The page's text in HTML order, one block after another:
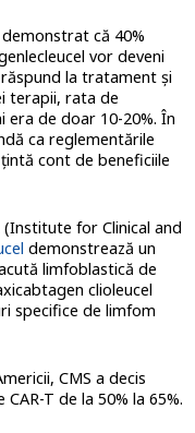
că 40%
vor deveni
la tratament și
terapii, rata de
era de doar 10-20%. În
ca reglementările
cont de beneficiile
(Institute for Clinical and
demonstrează un
limfoblastică de
clioleucel
specifice de limfom
CMS a decis
T de la 50% la 65%.